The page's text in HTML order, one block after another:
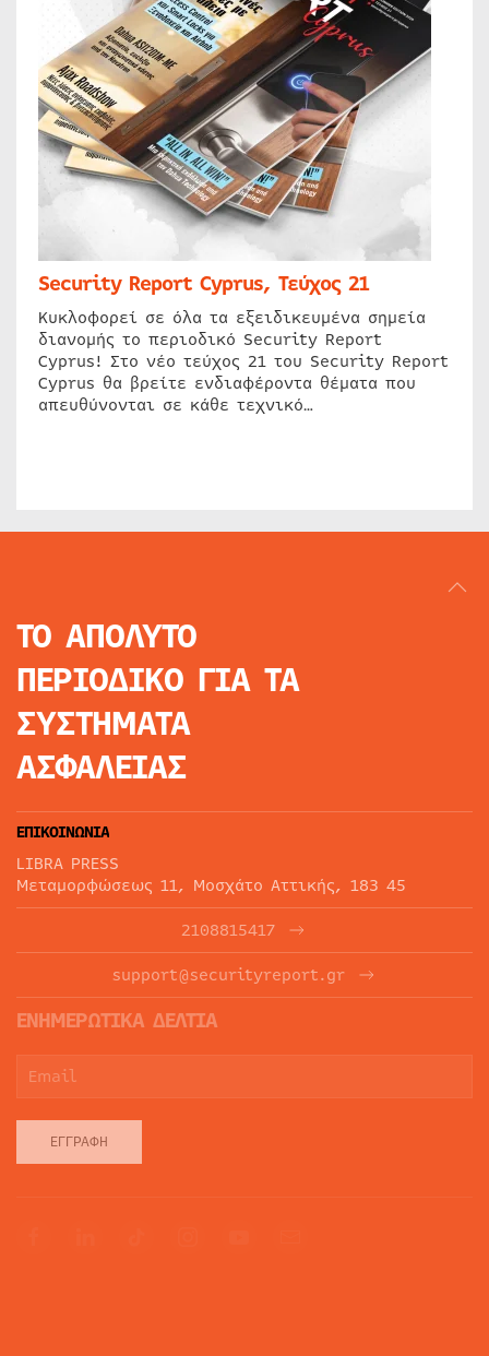
Security Report Cyprus, Τεύχος 21
Κυκλοφορεί σε όλα τα εξειδικευμένα σημεία
διανομής το περιοδικό Security Report
Cyprus! Στο νέο τεύχος 21 του Security Report
Cyprus θα βρείτε ενδιαφέροντα θέματα που
απευθύνονται σε κάθε τεχνικό…
ΤΟ ΑΠΟΛΥΤΟ
ΠΕΡΙΟΔΙΚΟ ΓΙΑ ΤΑ
ΣΥΣΤΗΜΑΤΑ
ΑΣΦΑΛΕΙΑΣ
ΕΠΙΚΟΙΝΩΝΙΑ
LIBRA PRESS
Μεταμορφώσεως 11, Μοσχάτο Αττικής, 183 45
2108815417
support@securityreport.gr
ΕΝΗΜΕΡΩΤΙΚΑ ΔΕΛΤΙΑ
ΕΓΓΡΑΦΉ